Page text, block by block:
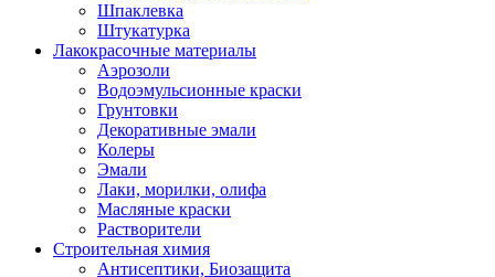
Шпаклевка
Штукатурка
Лакокрасочные материалы
Аэрозоли
Водоэмульсионные краски
Грунтовки
Декоративные эмали
Колеры
Эмали
Лаки, морилки, олифа
Масляные краски
Растворители
Строительная химия
Антисептики, Биозащита